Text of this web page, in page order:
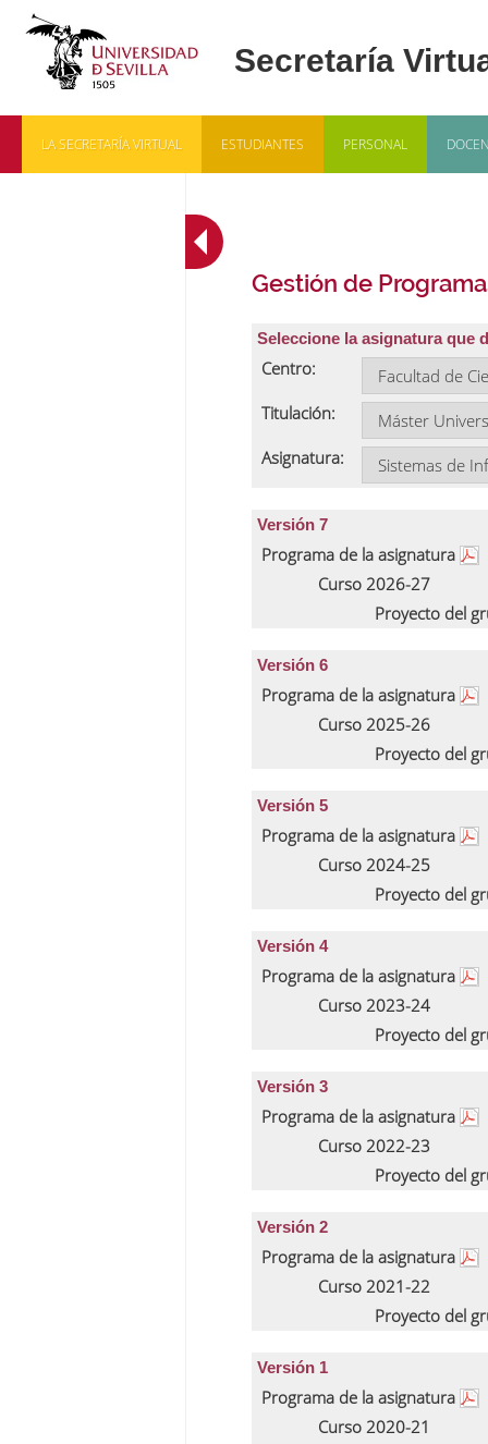
LA SECRETARÍA VIRTUAL ESTUDIANTES PERSONAL
Gestión de
Seleccione la asignatura que
Centro:
Titulación:
Asignatura:
Versión 7
Programa de la asignatura
Curso 2026-27
Proyecto del
Versión 6
Programa de la asignatura
Curso 2025-26
Proyecto del
Versión 5
Programa de la asignatura
Curso 2024-25
Proyecto del
Versión 4
Programa de la asignatura
Curso 2023-24
Proyecto del
Versión 3
Programa de la asignatura
Curso 2022-23
Proyecto del
Versión 2
Programa de la asignatura
Curso 2021-22
Proyecto del
Versión 1
Programa de la asignatura
Curso 2020-21